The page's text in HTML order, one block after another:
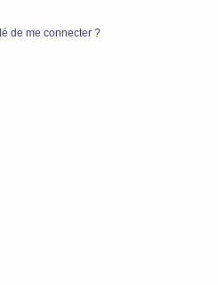
de me connecter ?